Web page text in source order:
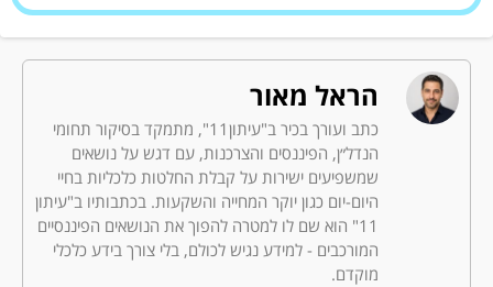
הראל מאור
כתב ועורך בכיר ב"עיתון11", מתמקד בסיקור תחומי
הנדל״ן, הפיננסים והצרכנות, עם דגש על נושאים
שמשפיעים ישירות על קבלת החלטות כלכליות בחיי
היום-יום כגון יוקר המחייה והשקעות. בכתבותיו ב"עיתון
11" הוא שם לו למטרה להפוך את הנושאים הפיננסיים
המורכבים - למידע נגיש לכולם, בלי צורך בידע כלכלי
מוקדם.